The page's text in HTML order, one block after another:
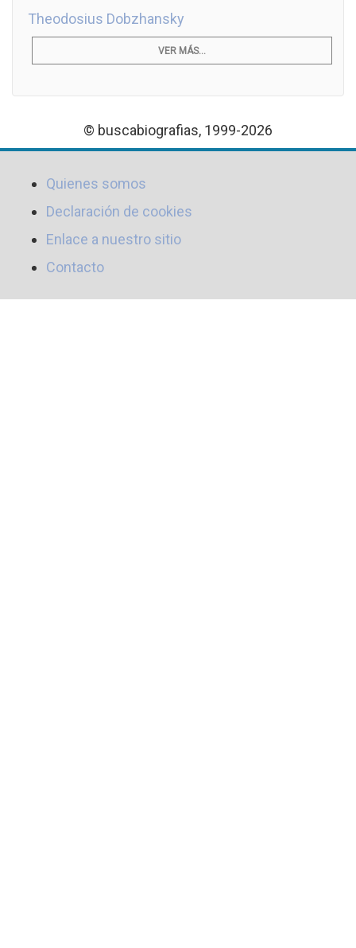
Theodosius Dobzhansky
VER MÁS...
© buscabiografias, 1999-2026
Quienes somos
Declaración de cookies
Enlace a nuestro sitio
Contacto